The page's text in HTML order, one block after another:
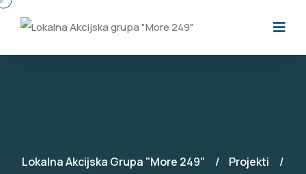
Lokalna Akcijska Grupa "More 249"
Projekti